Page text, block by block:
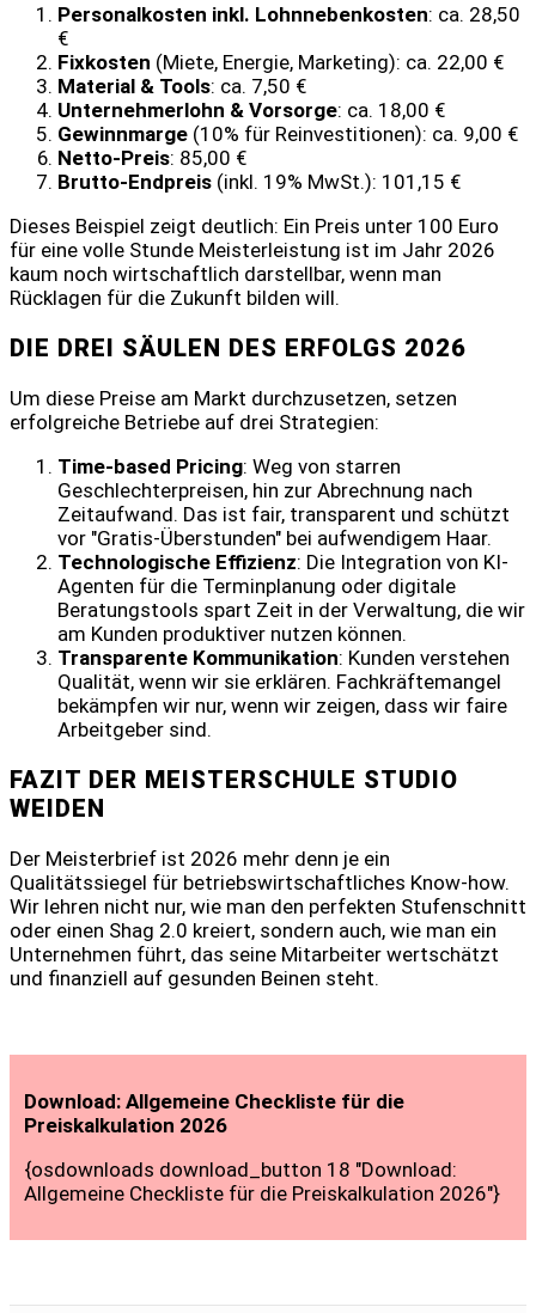
Personalkosten inkl. Lohnnebenkosten: ca. 28,50
€
Fixkosten (Miete, Energie, Marketing): ca. 22,00 €
Material & Tools: ca. 7,50 €
Unternehmerlohn & Vorsorge: ca. 18,00 €
Gewinnmarge (10% für Reinvestitionen): ca. 9,00 €
Netto-Preis: 85,00 €
Brutto-Endpreis (inkl. 19% MwSt.): 101,15 €
Dieses Beispiel zeigt deutlich: Ein Preis unter 100 Euro
für eine volle Stunde Meisterleistung ist im Jahr 2026
kaum noch wirtschaftlich darstellbar, wenn man
Rücklagen für die Zukunft bilden will.
DIE DREI SÄULEN DES ERFOLGS 2026
Um diese Preise am Markt durchzusetzen, setzen
erfolgreiche Betriebe auf drei Strategien:
Time-based Pricing: Weg von starren
Geschlechterpreisen, hin zur Abrechnung nach
Zeitaufwand. Das ist fair, transparent und schützt
vor "Gratis-Überstunden" bei aufwendigem Haar.
Technologische Effizienz: Die Integration von KI-
Agenten für die Terminplanung oder digitale
Beratungstools spart Zeit in der Verwaltung, die wir
am Kunden produktiver nutzen können.
Transparente Kommunikation: Kunden verstehen
Qualität, wenn wir sie erklären. Fachkräftemangel
bekämpfen wir nur, wenn wir zeigen, dass wir faire
Arbeitgeber sind.
FAZIT DER MEISTERSCHULE STUDIO
WEIDEN
Der Meisterbrief ist 2026 mehr denn je ein
Qualitätssiegel für betriebswirtschaftliches Know-how.
Wir lehren nicht nur, wie man den perfekten Stufenschnitt
oder einen Shag 2.0 kreiert, sondern auch, wie man ein
Unternehmen führt, das seine Mitarbeiter wertschätzt
und finanziell auf gesunden Beinen steht.
Download: Allgemeine Checkliste für die
Preiskalkulation 2026
{osdownloads download_button 18 "Download:
Allgemeine Checkliste für die Preiskalkulation 2026"}